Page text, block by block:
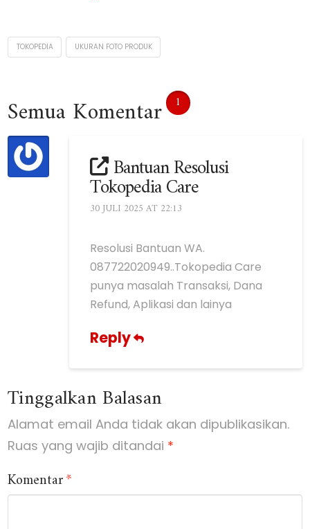
Baik, Ini
Rinciannya
TOKOPEDIA UKURAN FOTO PRODUK
Semua Komentar 1
Bantuan Resolusi
Tokopedia Care
30 JULI 2025 AT 22:13
Resolusi Bantuan WA.
087722020949..Tokopedia Care
punya masalah Transaksi, Dana
Refund, Aplikasi dan lainya
Reply
Tinggalkan Balasan
Alamat email Anda tidak akan dipublikasikan.
Ruas yang wajib ditandai *
Komentar*